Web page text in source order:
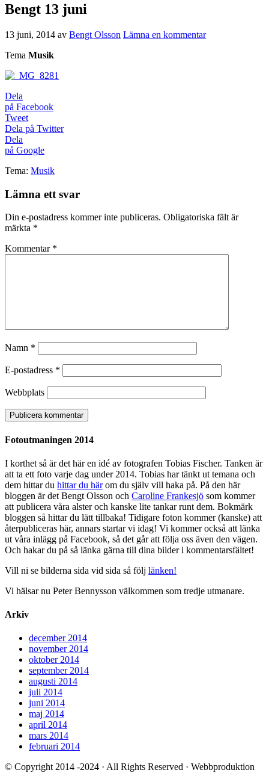
Bengt 13 juni
13 juni, 2014 av Bengt Olsson Lämna en kommentar
Tema Musik
Dela
på Facebook
Tweet
Dela på Twitter
Dela
på Google
Tema: Musik
Lämna ett svar
Din e-postadress kommer inte publiceras. Obligatoriska fält är
märkta *
Kommentar *
Namn *
E-postadress *
Webbplats
Fotoutmaningen 2014
I korthet så är det här en idé av fotografen Tobias Fischer. Tanken är
att ta ett foto varje dag under 2014. Tobias har tänkt ut temana och
dem hittar du hittar du härom du själv vill haka på. På den här
bloggen är det Bengt Olsson och Caroline Frankesjö som kommer
att publicera våra alster och kanske lite tankar runt dem. Bokmärk
bloggen så hittar du lätt tillbaka! Tidigare foton kommer (kanske) att
återpubliceras här, annars startar vi idag! Vi kommer också att länka
ut våra inlägg på Facebook, så det går att följa oss även den vägen.
Och hakar du på så länka gärna till dina bilder i kommentarsfältet!
Vill ni se bilderna sida vid sida så följ länken!
Vi hälsar nu Peter Bennysson välkommen som tredje utmanare.
Arkiv
december 2014
november 2014
oktober 2014
september 2014
augusti 2014
juli 2014
juni 2014
maj 2014
april 2014
mars 2014
februari 2014
© Copyright 2014 -2024 · All Rights Reserved · Webbproduktion